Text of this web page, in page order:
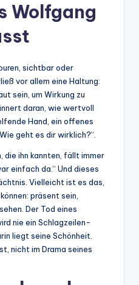
Wolfgang
sichtbar oder
vor allem eine Haltung:
sein, um Wirkung zu
daran, wie wertvoll
Hand, ein offenes
geht es dir wirklich?“.
die ihn kannten, fällt immer
einfach da.“ Und dieses
Vielleicht ist es das,
präsent sein,
Der Tod eines
nie ein Schlagzeilen-
liegt seine Schönheit.
nicht im Drama seines